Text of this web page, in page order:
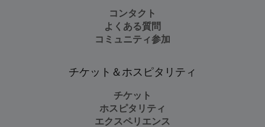
コンタクト
よくある質問
コミュニティ参加
チケット＆ホスピタリティ
チケット
ホスピタリティ
エクスペリエンス